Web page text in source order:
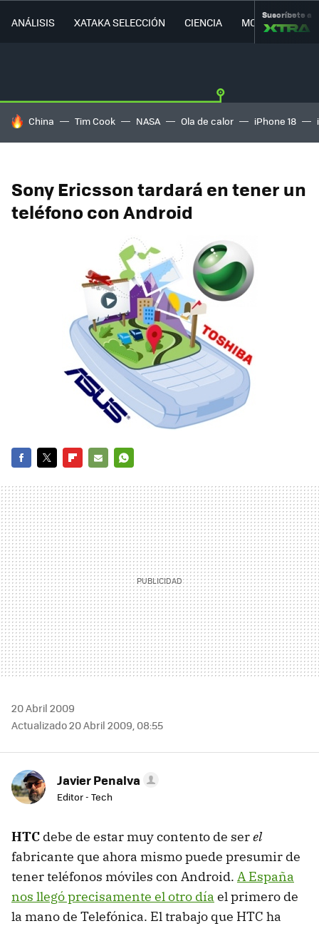
ANÁLISIS XATAKA SELECCIÓN CIENCIA MOVILIDAD
Suscríbete a
HOY SE HABLA DE
China Tim Cook NASA Ola de calor iPhone 18
Sony Ericsson tardará en tener un
teléfono con Android
MAIL
20 Abril 2009
Actualizado 20 Abril 2009, 08:55
Javier Penalva
Editor - Tech
HTC debe de estar muy contento de serel
fabricante que ahora mismo puede presumir de
tener teléfonos móviles con Android. A España
nos llegó precisamente el otro día el primero de
la mano de Telefónica. El trabajo que HTC ha